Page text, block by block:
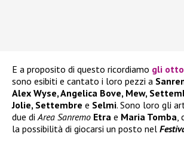
E a proposito di questo ricordiamo gli
sono esibiti e cantato i loro pezzi a
Alex Wyse, Angelica Bove, Mew,
Jolie, Settembre e Selmi. Sono loro gli
due diArea Sanremo Etra e Maria Tomba,
la possibilità di giocarsi un posto nel